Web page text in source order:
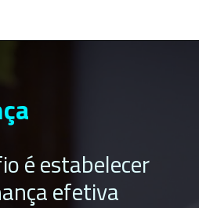
é estabelecer
efetiva